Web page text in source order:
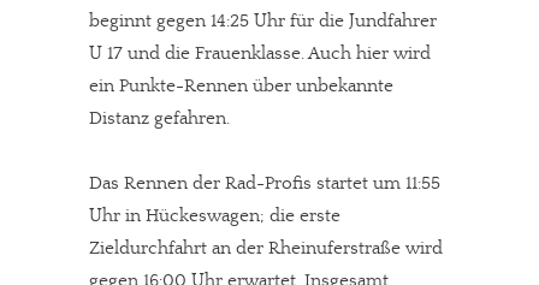
beginnt gegen 14:25 Uhr für die Jundfahrer
U 17 und die Frauenklasse. Auch hier wird
ein Punkte-Rennen über unbekannte
Distanz gefahren.
Das Rennen der Rad-Profis startet um 11:55
Uhr in Hückeswagen; die erste
Zieldurchfahrt an der Rheinuferstraße wird
gegen 16:00 Uhr erwartet. Insgesamt